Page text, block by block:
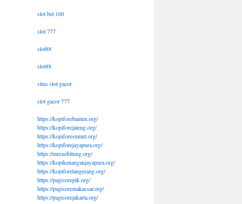
slot bet 100
slot 777
slot88
slot88
situs slot gacor
slot gacor 777
https://kopiforebanten.org/
https://kopiforejateng.org/
https://kopiforesumut.org/
https://kopiforejayapura.org/
https://mixuebitung.org/
https://kopikenanganjayapura.org/
https://kopiforetangerang.org/
https://pagisorepik.org/
https://pagisoremakassar.org/
https://pagisorejakarta.org/